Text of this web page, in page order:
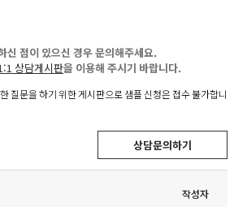
신 점이 있으신 경우 문의해주세요.
상담게시판을 이용해 주시기 바랍니다.
질문을 하기 위한 게시판으로 샘플 신청은 접수 불가합니
상담문의하기
작성자